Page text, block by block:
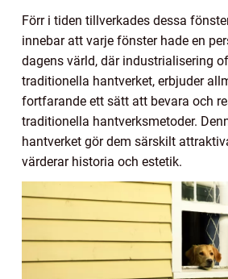
Förr i tiden tillverkades dessa
innebar att varje fönster hade en
dagens värld, där industrialisering
traditionella hantverket, erbjuder
fortfarande ett sätt att bevara och
traditionella hantverksmetoder.
hantverket gör dem särskilt
värderar historia och estetik.